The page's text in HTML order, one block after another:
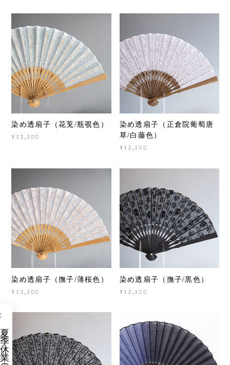
染め透扇子（花莵/瓶覗色）
¥12,100
染め透扇子（正倉院葡萄唐
草/白藤色）
¥12,100
染め透扇子（撫子/薄桜色）
¥12,100
染め透扇子（撫子/黒色）
¥12,100
夏
季
休
業